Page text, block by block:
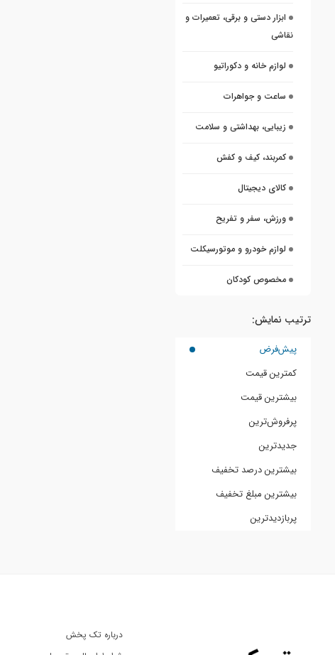
ابزار دستی و برقی، تعمیرات و
نقاشی
لوازم خانه و دکوراتیو
ساعت و جواهرات
زیبایی، بهداشتی و سلامت
کمربند، کیف و کفش
کالای دیجیتال
ورزش، سفر و تفریح
لوازم خودرو و موتورسیکلت
مخصوص کودکان
ترتیب نمایش:
پیش‌فرض
کمترین قیمت
بیشترین قیمت
پرفروش‌ترین
جدیدترین
بیشترین درصد تخفیف
بیشترین مبلغ تخفیف
پربازدیدترین
درباره تک پخش